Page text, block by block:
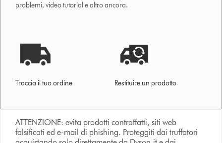
problemi, video tutorial e altro ancora.
Traccia il tuo ordine Restituire un prodotto
ATTENZIONE: evita prodotti contraffatti, siti web
falsificati ed e-mail di phishing. Proteggiti dai truffatori